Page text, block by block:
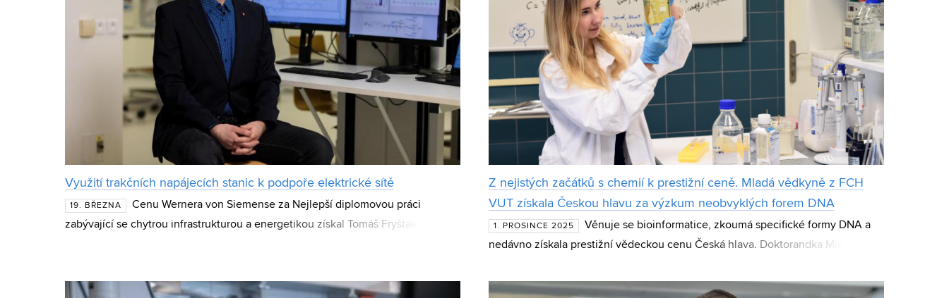
Využití trakčních napájecích stanic k podpoře elektrické sítě
19. BŘEZNA
Cenu Wernera von Siemense za Nejlepší diplomovou práci
zabývající se chytrou infrastrukturou a energetikou získal Tomáš Fryšták z
Z nejistých začátků s chemií k prestižní ceně. Mladá vědkyně z FCH
VUT získala Českou hlavu za výzkum neobvyklých forem DNA
1. PROSINCE 2025
Věnuje se bioinformatice, zkoumá specifické formy DNA a
nedávno získala prestižní vědeckou cenu Česká hlava. Doktorandka Michaela